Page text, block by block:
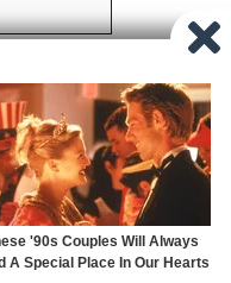
in this
comment.